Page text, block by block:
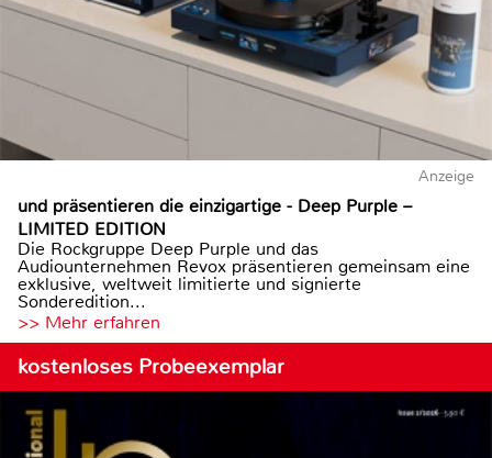
Anzeige
und präsentieren die einzigartige - Deep Purple –
LIMITED EDITION
Die Rockgruppe Deep Purple und das
Audiounternehmen Revox präsentieren gemeinsam eine
exklusive, weltweit limitierte und signierte
Sonderedition...
>> Mehr erfahren
kostenloses Probeexemplar